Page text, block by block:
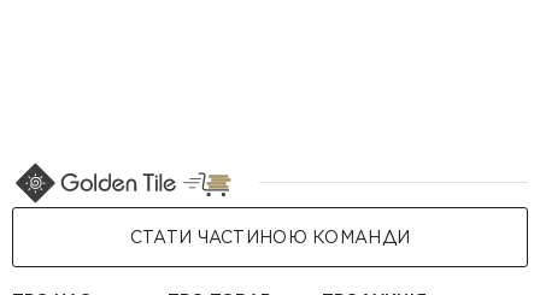
СТАТИ ЧАСТИНОЮ КОМАНДИ